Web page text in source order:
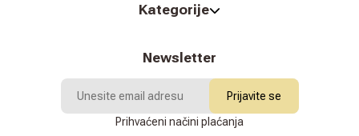
Kategorije
Newsletter
Prijavite se
Prihvaćeni načini plaćanja